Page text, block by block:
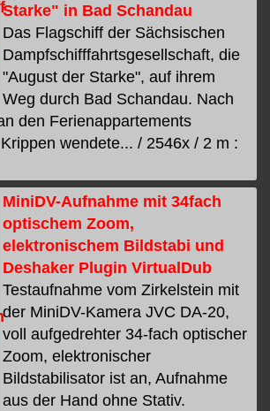
Starke" in Bad Schandau
Das Flagschiff der Sächsischen
Dampfschifffahrtsgesellschaft, die
"August der Starke", auf ihrem
Weg durch Bad Schandau. Nach
den Ferienappartements
wendete... / 2546x / 2 m :
MiniDV-Aufnahme mit 34fach
optischem Zoom,
elektronischem Bildstabi und
Deshaker Plugin VirtualDub
Testaufnahme vom Zirkelstein mit
der MiniDV-Kamera JVC DA-20,
voll aufgedrehter 34-fach optischer
Zoom, elektronischer
Bildstabilisator ist an, Aufnahme
aus der Hand ohne Stativ.